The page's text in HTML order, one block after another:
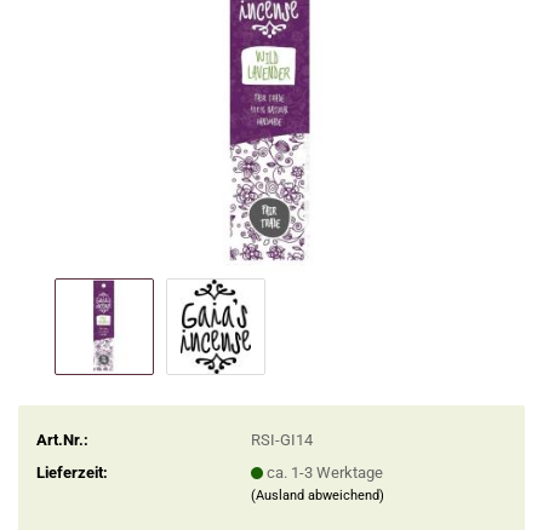
Art.Nr.:
RSI-GI14
Lieferzeit:
ca. 1-3 Werktage
(Ausland abweichend)